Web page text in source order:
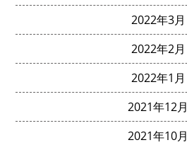
2022年3月
2022年2月
2022年1月
2021年12月
2021年10月